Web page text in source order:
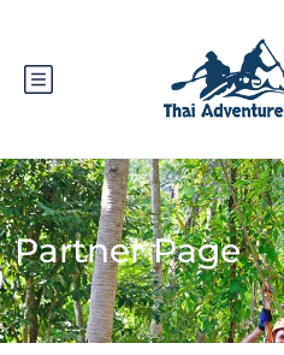
Partner Page